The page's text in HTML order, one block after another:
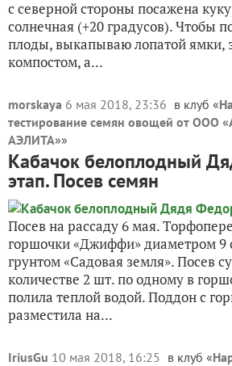
с северной стороны посажена
солнечная (+20 градусов). Чтобы
плоды, выкапываю лопатой ямки,
компостом, а...
morskaya 6 мая 2018, 23:36 в клуб «
тестирование семян овощей от ООО
АЭЛИТА»»
Кабачок белоплодный
этап. Посев семян
Посев на рассаду 6 мая.
горшочки «Джиффи» диаметром 9
грунтом «Садовая земля». Посев
количестве 2 шт. по одному в
полила теплой водой. Поддон с
разместила на...
IriusGu 10 мая 2018, 16:25 в клуб «